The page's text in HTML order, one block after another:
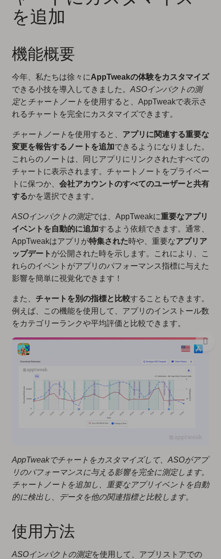
を追加
機能概要
今年、私たちは徐々にAppTweakの体験をカスタマイズ
できる小技を導入してきました。 ASOインパクトの測
定と チャートノート を使用すると、AppTweakで表示さ
れるチャートを完全にカスタマイズできます。
チャートノート を使用すると、 アプリに関連する重要な
変更を報告するノートを追加できるようになりました。
これらのノートは、同じアプリにリンクされたすべての
チャートに表示されます。チャートノートをプライベー
トに保つか、 会社アカウントのすべてのユーザーと共有
するかを選択できます。
ASOインパクトの測定では、AppTweakに重要なアプリ
イベントを自動的に追加するよう依頼できます。通常、
AppTweakはアプリが特集された時や、重要なアプリア
ップデート が公開された時を示します。これにより、こ
れらのイベントがアプリのパフォーマンス指標に与えた
影響を簡単に視覚化できます！
また、 チャートを別の指標と比較することもできます。
例えば、この機能を使用して、アプリのインストール数
をカテゴリーランクや平均評価と比較できます。
AppTweakでチャートをカスタマイズして、ASOがアプ
リのパフォーマンスに与える影響を完全に測定します。
チャートノートを追加し、重要なアプリイベントを自動
的に検出し、データを他の関連指標と比較します。
使用方法
ASOインパクトの測定を使用して、アプリストアでの